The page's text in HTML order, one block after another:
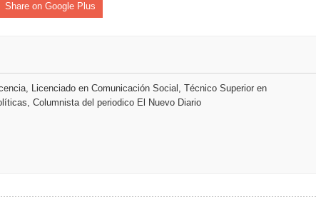
Share on Google Plus
Licenciado en Comunicación Social, Técnico Superior en
Columnista del periodico El Nuevo Diario